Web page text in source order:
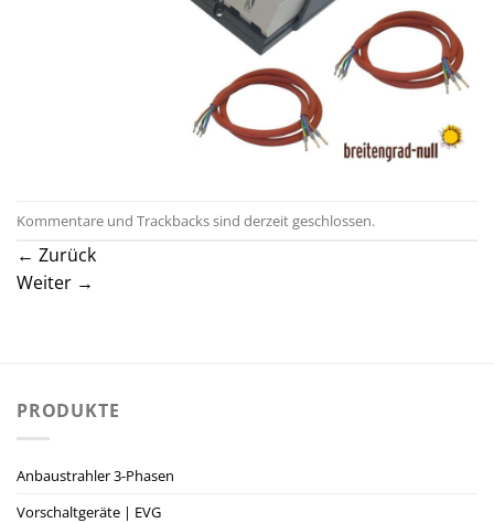
Kommentare und Trackbacks sind derzeit geschlossen.
← Zurück
Weiter →
PRODUKTE
Anbaustrahler 3-Phasen
Vorschaltgeräte | EVG